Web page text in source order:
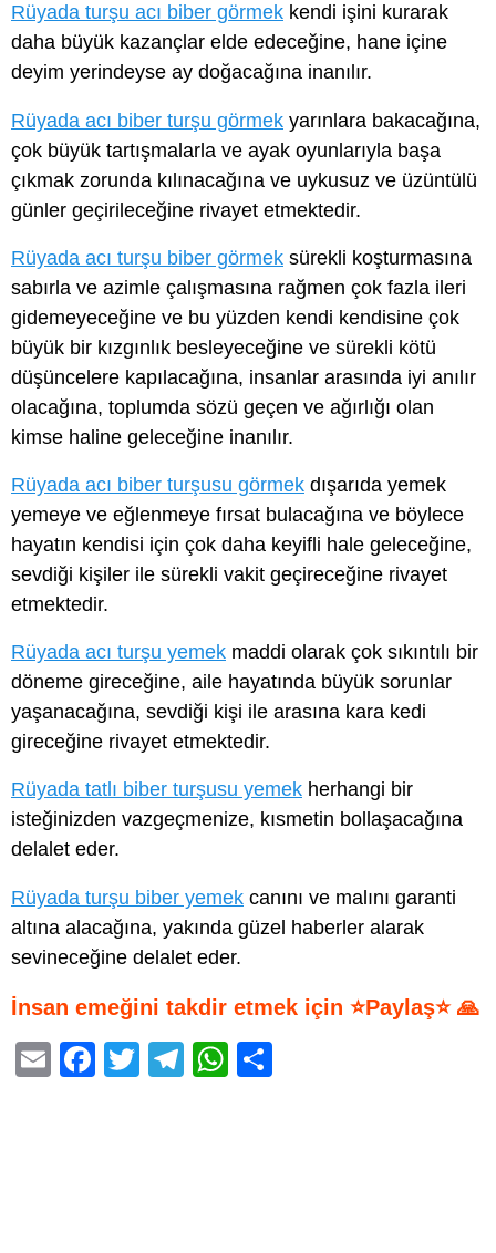
Rüyada turşu acı biber görmek kendi işini kurarak
daha büyük kazançlar elde edeceğine, hane içine
deyim yerindeyse ay doğacağına inanılır.
Rüyada acı biber turşu görmek yarınlara bakacağına,
çok büyük tartışmalarla ve ayak oyunlarıyla başa
çıkmak zorunda kılınacağına ve uykusuz ve üzüntülü
günler geçirileceğine rivayet etmektedir.
Rüyada acı turşu biber görmek sürekli koşturmasına
sabırla ve azimle çalışmasına rağmen çok fazla ileri
gidemeyeceğine ve bu yüzden kendi kendisine çok
büyük bir kızgınlık besleyeceğine ve sürekli kötü
düşüncelere kapılacağına, insanlar arasında iyi anılır
olacağına, toplumda sözü geçen ve ağırlığı olan
kimse haline geleceğine inanılır.
Rüyada acı biber turşusu görmek dışarıda yemek
yemeye ve eğlenmeye fırsat bulacağına ve böylece
hayatın kendisi için çok daha keyifli hale geleceğine,
sevdiği kişiler ile sürekli vakit geçireceğine rivayet
etmektedir.
Rüyada acı turşu yemek maddi olarak çok sıkıntılı bir
döneme gireceğine, aile hayatında büyük sorunlar
yaşanacağına, sevdiği kişi ile arasına kara kedi
gireceğine rivayet etmektedir.
Rüyada tatlı biber turşusu yemek herhangi bir
isteğinizden vazgeçmenize, kısmetin bollaşacağına
delalet eder.
Rüyada turşu biber yemek canını ve malını garanti
altına alacağına, yakında güzel haberler alarak
sevineceğine delalet eder.
İnsan emeğini takdir etmek için ⭐Paylaş⭐ 🙏
E
F
T
T
W